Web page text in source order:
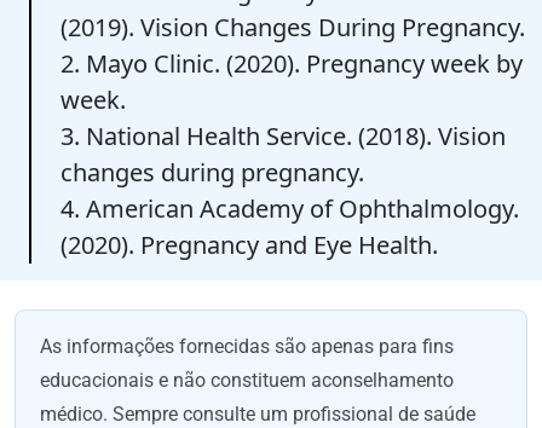
(2019). Vision Changes During Pregnancy.
2. Mayo Clinic. (2020). Pregnancy week by
week.
3. National Health Service. (2018). Vision
changes during pregnancy.
4. American Academy of Ophthalmology.
(2020). Pregnancy and Eye Health.
As informações fornecidas são apenas para fins
educacionais e não constituem aconselhamento
médico. Sempre consulte um profissional de saúde